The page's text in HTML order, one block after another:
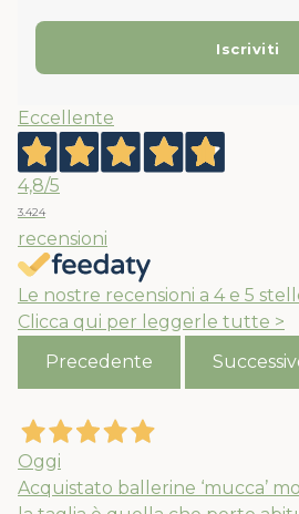
Eccellente
4,8/5
3.424
recensioni
Le nostre recensioni a 4 e 5
Clicca qui per leggerle tutte >
Precedente
Oggi
Acquistato ballerine ‘mucca’